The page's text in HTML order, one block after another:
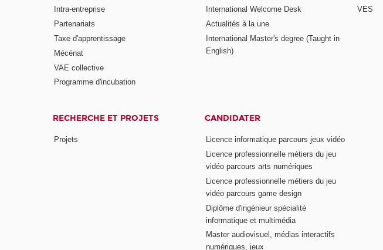
Intra-entreprise
Partenariats
Taxe d'apprentissage
Mécénat
VAE collective
Programme d'incubation
International Welcome Desk
Actualités à la une
International Master's degree (Taught in
English)
VES
RECHERCHE ET PROJETS
Projets
CANDIDATER
Licence informatique parcours jeux vidéo
Licence professionnelle métiers du jeu
vidéo parcours arts numériques
Licence professionnelle métiers du jeu
vidéo parcours game design
Diplôme d'ingénieur spécialité
informatique et multimédia
Master audiovisuel, médias interactifs
numériques, jeux